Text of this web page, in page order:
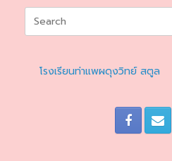
for:
โรงเรียนท่าแพผดุงวิทย์ สตูล